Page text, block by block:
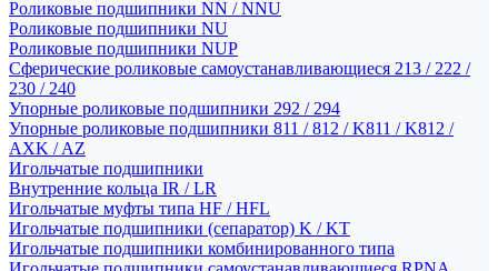
Роликовые подшипники NN / NNU
Роликовые подшипники NU
Роликовые подшипники NUP
Сферические роликовые самоустанавливающиеся 213 / 222 /
230 / 240
Упорные роликовые подшипники 292 / 294
Упорные роликовые подшипники 811 / 812 / K811 / K812 /
AXK / AZ
Игольчатые подшипники
Внутренние кольца IR / LR
Игольчатые муфты типа HF / HFL
Игольчатые подшипники (сепаратор) K / KT
Игольчатые подшипники комбинированного типа